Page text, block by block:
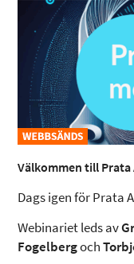
Välkommen till Prata
Dags igen för Prata
Webinariet leds av
Fogelbergoch